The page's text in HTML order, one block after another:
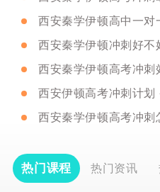
西安秦学伊顿冲刺好不
西安伊顿高考冲刺计
热门课程 热门资讯